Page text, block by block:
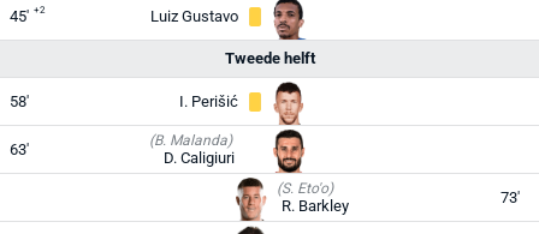
45' +2 Luiz Gustavo
Tweede helft
58' I. Perišić
63' (B. Malanda)
D. Caligiuri
(S. Eto'o)
R. Barkley 73'